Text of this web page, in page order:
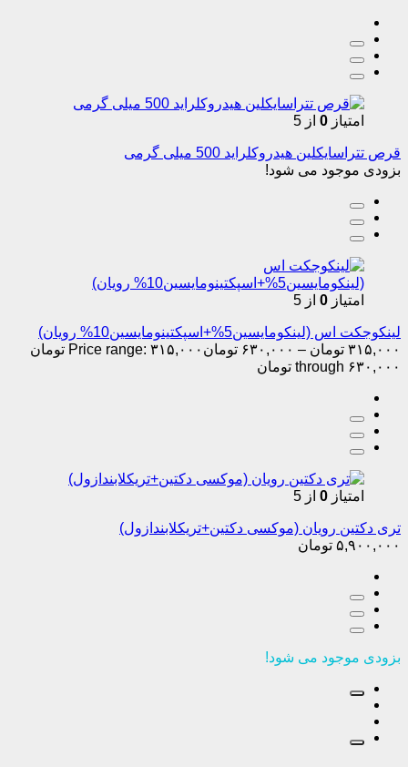
امتیاز 0 از 5
قرص تتراسایکلین هیدروکلراید 500 میلی گرمی
بزودی موجود می شود!
امتیاز 0 از 5
لینکوجکت اس (لینکومایسین5%+اسپکتینومایسین10% رویان)
۳۱۵,۰۰۰ تومان – ۶۳۰,۰۰۰ تومان
Price range: ۳۱۵,۰۰۰ تومان
through ۶۳۰,۰۰۰ تومان
امتیاز 0 از 5
تری دکتین رویان (موکسی دکتین+تریکلابندازول)
۵,۹۰۰,۰۰۰ تومان
بزودی موجود می شود!